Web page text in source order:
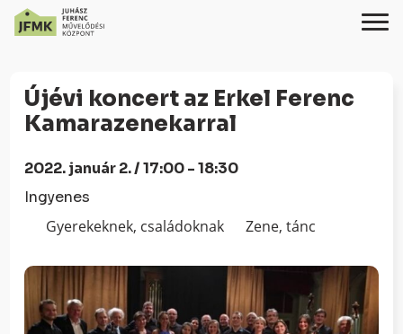
Content
navigációhoz
Újévi koncert az Erkel Ferenc
Kamarazenekarral
2022. január 2. / 17:00 - 18:30
Ingyenes
Gyerekeknek, családoknak Zene, tánc